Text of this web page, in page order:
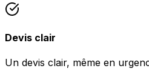
Devis clair
Un devis clair, même en